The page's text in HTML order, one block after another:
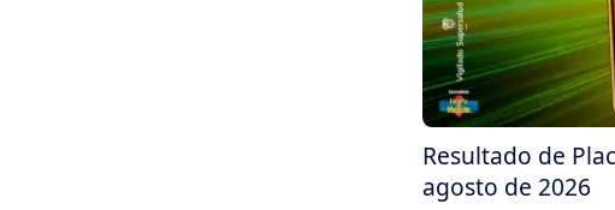
Resultado de
agosto de 2026